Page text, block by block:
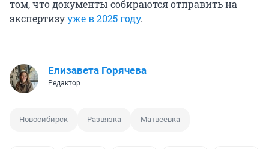
том, что документы собираются отправить на
экспертизууже в 2025 году.
Елизавета Горячева
Редактор
Новосибирск Развязка Матвеевка